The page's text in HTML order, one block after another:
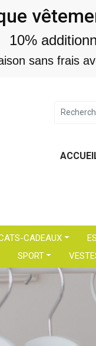
10%
sans frais
CADEAUX
SPORT